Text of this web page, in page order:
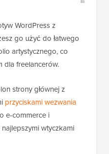
WordPress z
go użyć do łatwego
artystycznego, co
dla freelancerów.
strony głównej z
przyciskami wezwania
e-commerce i
wtyczkami